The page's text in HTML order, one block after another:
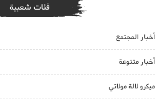
فئات شعبية
أخبار المجتمع
أخبار متنوعة
ميكرو لالة مولاتي